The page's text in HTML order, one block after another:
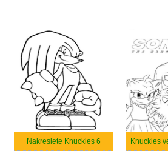
Nakreslete Knuckles 6 Knuckles